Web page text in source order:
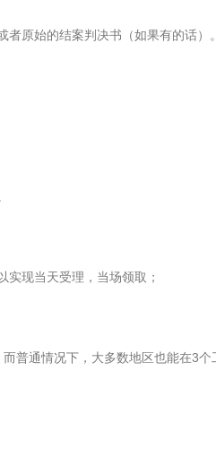
原始的结案判决书（如果有的话）。
现当天受理，当场领取；
普通情况下，大多数地区也能在3个